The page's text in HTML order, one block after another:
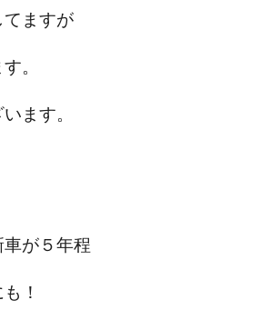
ますが
。
ます。
が５年程
！